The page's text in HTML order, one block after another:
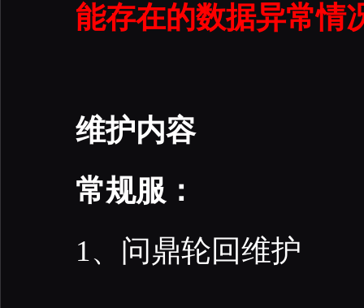
能存在的数据异常情
维护内容
常规服：
1、问鼎轮回维护